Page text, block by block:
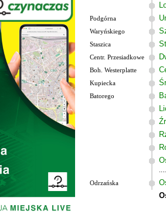
Podgórna
Waryńskiego
Staszica
Centr. Przesiadkowe
Boh. Westerplatte
Kupiecka
Batorego
Odrzańska